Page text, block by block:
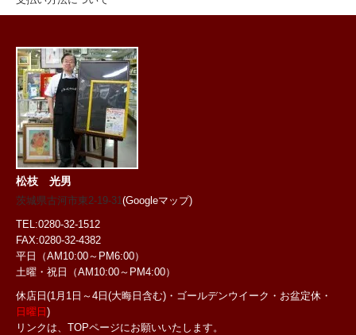
松枝 光男
茨城県古河市東2-19-31(Googleマップ)
TEL:0280-32-1512
FAX:0280-32-4382
平日（AM10:00～PM6:00）
土曜・祝日
（AM10:00～PM4:00）
休店日(1月1日～4日(大晦日含む)・ゴールデンウイーク・お盆定休・
日曜日 )
リンクは、TOPページにお願いいたします。